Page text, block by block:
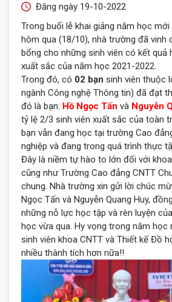
Đăng ngày 19-10-2022
Trong buổi lễ khai giảng năm học
hôm qua (18/10), nhà trường đã vinh
bổng cho những sinh viên có kết quả
xuất sắc của năm học 2021-2022.
Trong đó, có 02 bạn sinh viên thuộc
ngành Công nghệ Thông tin) đã đạt
đó là bạn: Hồ Ngọc Tấn và Nguyễn
tỷ lệ 2/3 sinh viên xuất sắc của toàn
bạn vẫn đang học tại trường Cao
nghiệp và đang trong quá trình thực
Đây là niềm tự hào to lớn đối với
cũng như Trường Cao đẳng CNTT
chung. Nhà trường xin gửi lời chúc
Ngọc Tấn và Nguyễn Quang Huy,
những nỗ lực học tập và rèn luyện
học vừa qua. Hy vọng trong năm học
sinh viên khoa CNTT và Thiết kế Đồ
nhiều thành tích hơn nữa!!